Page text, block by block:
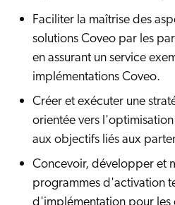
Faciliter la maîtrise des
solutions Coveo par les
en assurant un service
implémentations Coveo.
Créer et exécuter une
orientée vers
aux objectifs liés aux
Concevoir, développer et
programmes d'activation